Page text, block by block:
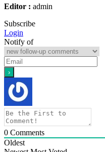
Editor : admin
Subscribe
Login
Notify of
0 Comments
Oldest